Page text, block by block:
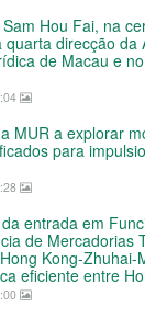
Hou Fai, na
direcção da
de Macau e
MUR a explorar
para
entrada em
de Mercadorias
Kong-Zhuhai-
eficiente entre